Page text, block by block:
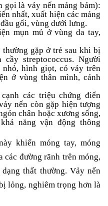
gọi là vảy nến mảng bám):
nhất, xuất hiện các mảng
gối, vùng dưới lưng.
mụn mủ ở vùng da tay,
gặp ở trẻ sau khi bị
streptococcus. Người
nhỏ, hình giọt, có vảy trên
ở vùng thân mình, cánh
các triệu chứng điển
nến còn gặp hiện tượng
chân hoặc xương sống,
năng vận động thông
khiến móng tay, móng
các đường rãnh trên móng,
thất thường. Vảy nến
lỏng, nghiêm trọng hơn là